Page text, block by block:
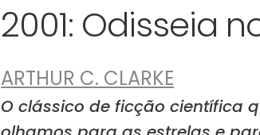
2001: Odisseia
ARTHUR C. CLARKE
O clássico de ficção científica